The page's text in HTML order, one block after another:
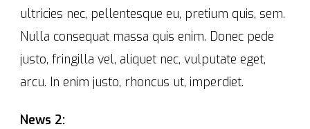
ultricies nec, pellentesque eu, pretium quis, sem.
Nulla consequat massa quis enim. Donec pede
justo, fringilla vel, aliquet nec, vulputate eget,
arcu. In enim justo, rhoncus ut, imperdiet.
News 2: